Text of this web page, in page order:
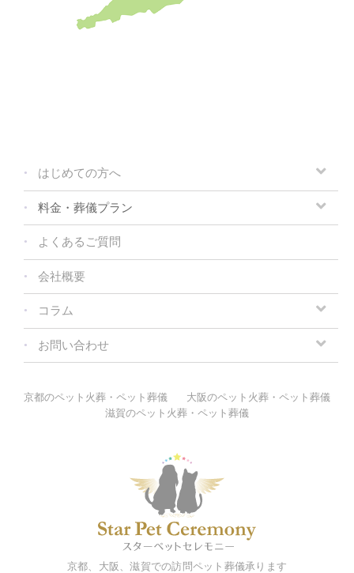
京都、大阪、滋賀での訪問ペット葬儀承ります
はじめての方へ
料金・葬儀プラン
よくあるご質問
会社概要
コラム
お問い合わせ
京都のペット火葬・ペット葬儀
大阪のペット火葬・ペット葬儀
滋賀のペット火葬・ペット葬儀